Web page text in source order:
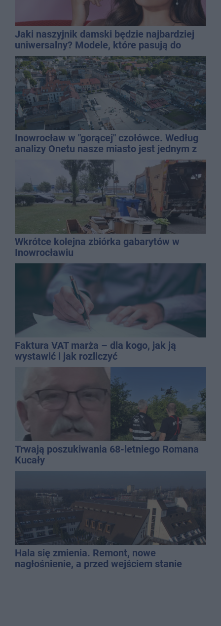
Jaki naszyjnik damski będzie najbardziej
uniwersalny? Modele, które pasują do
wielu stylizacji
Inowrocław w "gorącej" czołówce. Według
analizy Onetu nasze miasto jest jednym z
najbardziej narażonych na upały
Wkrótce kolejna zbiórka gabarytów w
Inowrocławiu
Faktura VAT marża – dla kogo, jak ją
wystawić i jak rozliczyć
Trwają poszukiwania 68-letniego Romana
Kucały
Hala się zmienia. Remont, nowe
nagłośnienie, a przed wejściem stanie